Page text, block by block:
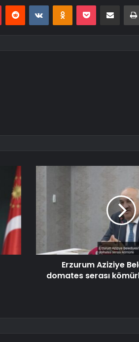
PinterestReddit VKontakteOdnoklassniki
Pocket E-Posta ile paylaş
Erzurum Aziziye
domates serası